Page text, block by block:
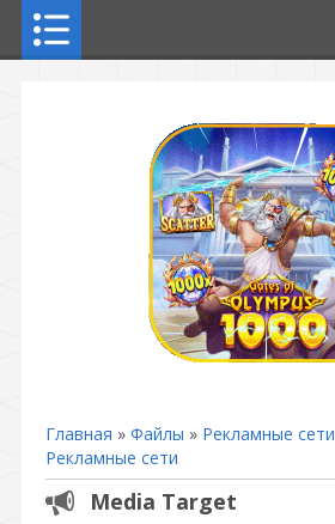
Главная » Файлы » Рекламные сети
Рекламные сети
Media Target